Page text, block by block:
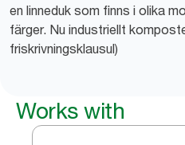
en linneduk som finns i olika
färger. Nu industriellt
friskrivningsklausul)
Works with